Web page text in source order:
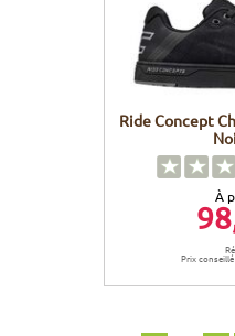
Ride Concept
À
Prix